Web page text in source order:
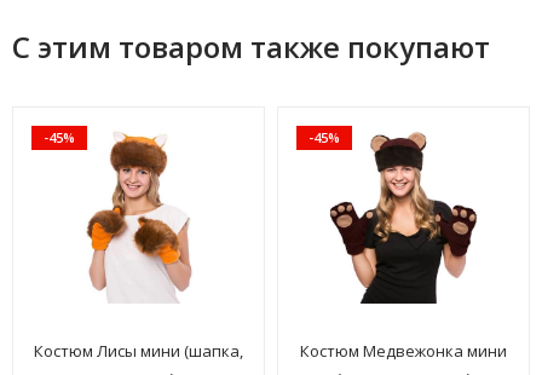
С этим товаром также покупают
-45%
Костюм Лисы мини (шапка,
-45%
Костюм Медвежонка мини